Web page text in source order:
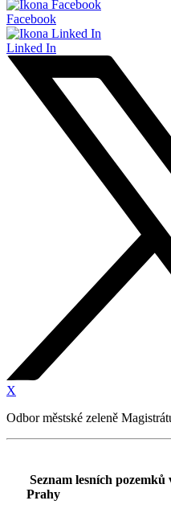
Facebook
Linked In
X
Odbor městské zeleně
Seznam lesních
Prahy